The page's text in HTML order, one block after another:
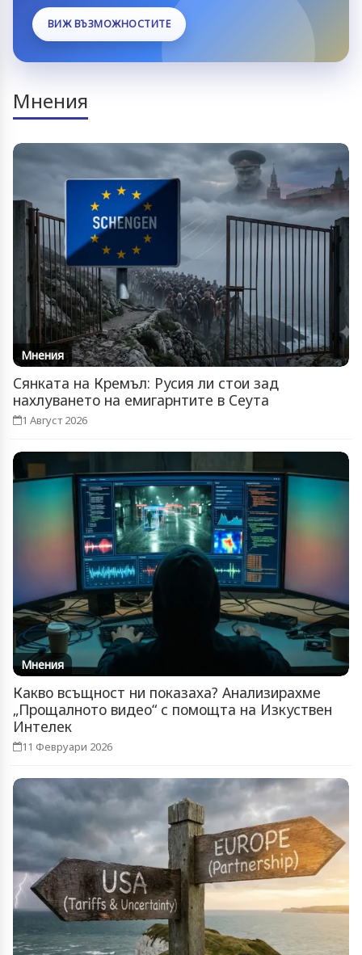
ВИЖ ВЪЗМОЖНОСТИТЕ
Мнения
Мнения
Сянката на Кремъл: Русия ли стои зад
нахлуването на емигарнтите в Сеута
1 Август 2026
Мнения
Какво всъщност ни показаха? Анализирахме
„Прощалното видео“ с помощта на Изкуствен
Интелек
11 Февруари 2026